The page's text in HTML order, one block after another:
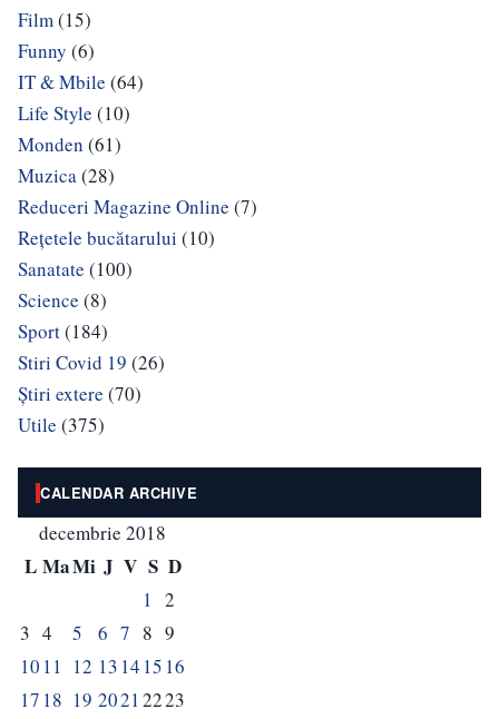
Film(15)
Funny (6)
IT & Mbile (64)
Life Style (10)
Monden (61)
Muzica(28)
Reduceri Magazine Online (7)
Rețetele bucătarului (10)
Sanatate (100)
Science (8)
Sport(184)
Stiri Covid 19 (26)
Știri extere (70)
Utile (375)
CALENDAR ARCHIVE
decembrie 2018
L MaMi J V S D
1 2
3 4 5 6 7 8 9
10 11 12 13 14 15 16
17 18 19 20212223